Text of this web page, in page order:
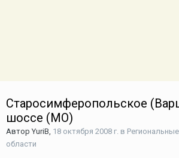
Старосимферопольское
шоссе (МО)
Автор YuriB, 18 октября 2008 г. в
области